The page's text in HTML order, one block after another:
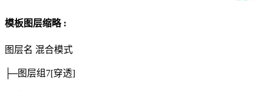
模板图层缩略 :
图层名 混合模式
├─图层组7[穿透]